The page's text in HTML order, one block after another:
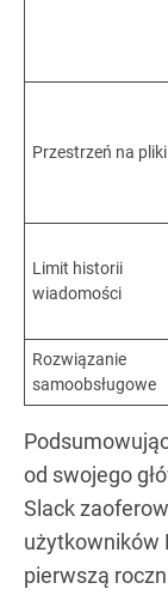
Przestrzeń na pliki
Limit historii
wiadomości
Rozwiązanie
samoobsługowe
od swojego
Slack
użytkowników
pierwszą